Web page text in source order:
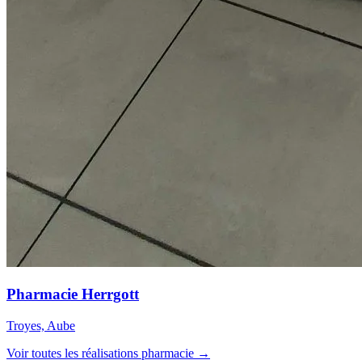
Pharmacie Herrgott
Troyes, Aube
Voir toutes les réalisations pharmacie →